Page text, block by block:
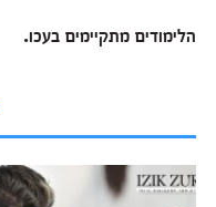
הלימודים מתקיימים בעכו.